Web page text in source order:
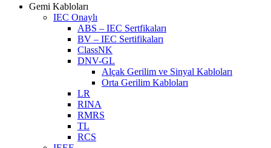
Gemi Kabloları
IEC Onaylı
ABS – IEC Sertfikaları
BV – IEC Sertifikaları
ClassNK
DNV-GL
Alçak Gerilim ve Sinyal Kabloları
Orta Gerilim Kabloları
LR
RINA
RMRS
TL
RCS